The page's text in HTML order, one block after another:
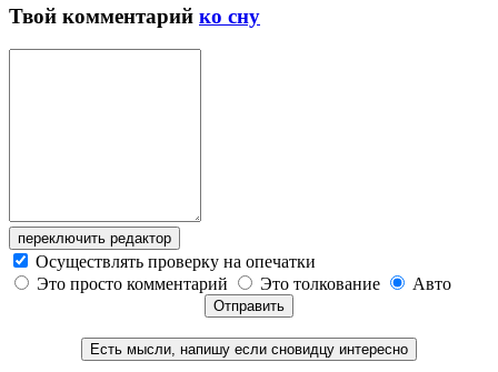
Твой комментарий ко сну
переключить редактор
Осуществлять проверку на опечатки
Это просто комментарий
Это толкование Авто
Отправить
Есть мысли, напишу если сновидцу интересно